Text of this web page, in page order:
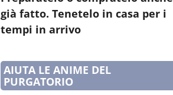
già fatto. Tenetelo in casa per i
tempi in arrivo
AIUTA LE ANIME DEL
PURGATORIO